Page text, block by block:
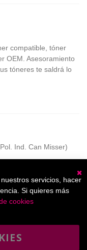
compatible, tóner
OEM. Asesoramiento
tóneres te saldrá lo
Ind. Can Misser)
servicios, hacer
Si quieres más
cookies